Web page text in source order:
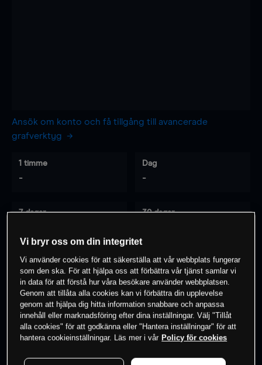
Ansök om konto och få tillgång till avancerade
grafverktyg
1 timme
-
Dag
-
7 dagar 30 dagar
0% av kunderna har en position i detta
instrument
Börja handla
Vi bryr oss om din integritet
Vi använder cookies för att säkerställa att vår webbplats fungerar
som den ska. För att hjälpa oss att förbättra vår tjänst samlar vi
in data för att förstå hur våra besökare använder webbplatsen.
Genom att tillåta alla cookies kan vi förbättra din upplevelse
genom att hjälpa dig hitta information snabbare och anpassa
innehåll eller marknadsföring efter dina inställningar. Välj "Tillåt
alla cookies" för att godkänna eller "Hantera inställningar" för att
hantera cookieinställningar. Läs mer i vår Policy för cookies